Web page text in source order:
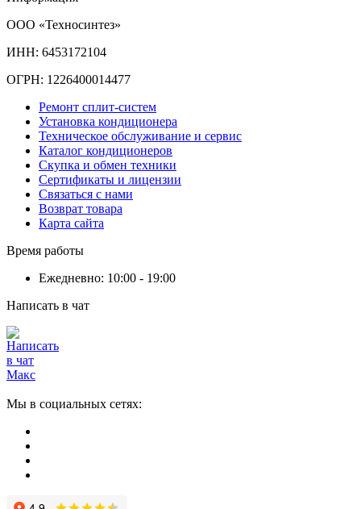
ООО «Техносинтез»
ИНН: 6453172104
ОГРН: 1226400014477
Ремонт сплит-систем
Установка кондиционера
Техническое обслуживание и сервис
Каталог кондиционеров
Скупка и обмен техники
Сертификаты и лицензии
Связаться с нами
Возврат товара
Карта сайта
Время работы
Ежедневно: 10:00 - 19:00
Написать в чат
Мы в социальных сетях: